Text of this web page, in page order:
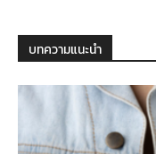
บทความแนะนำ